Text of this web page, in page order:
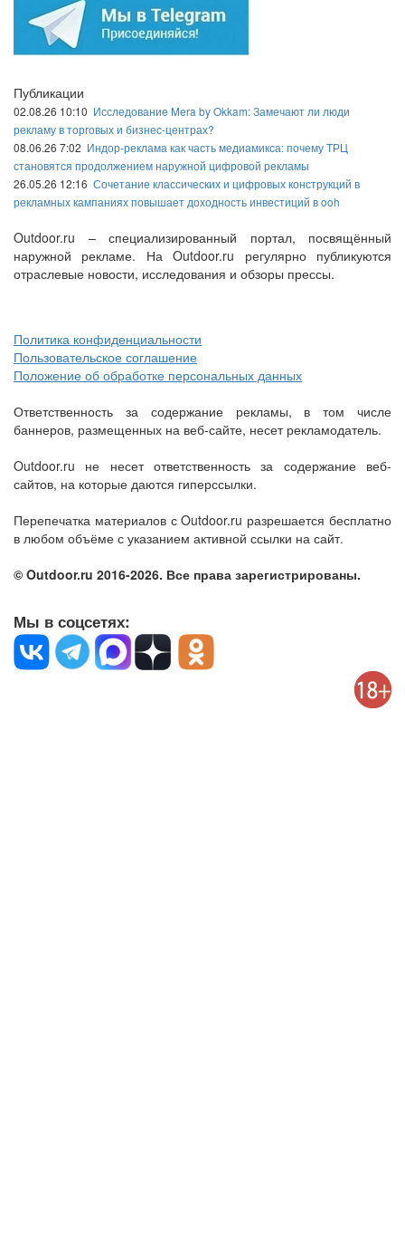
Публикации
02.08.26 10:10 Исследование Mera by Okkam: Замечают ли люди
рекламу в торговых и бизнес-центрах?
08.06.26 7:02 Индор-реклама как часть медиамикса: почему ТРЦ
становятся продолжением наружной цифровой рекламы
26.05.26 12:16 Сочетание классических и цифровых конструкций в
рекламных кампаниях повышает доходность инвестиций в ooh
Outdoor.ru – специализированный портал, посвящённый
наружной рекламе. На Outdoor.ru регулярно публикуются
отраслевые новости, исследования и обзоры прессы.
Политика конфиденциальности
Пользовательское соглашение
Положение об обработке персональных данных
Ответственность за содержание рекламы, в том числе
баннеров, размещенных на веб-сайте, несет рекламодатель.
Outdoor.ru не несет ответственность за содержание веб-
сайтов, на которые даются гиперссылки.
Перепечатка материалов с Outdoor.ru разрешается бесплатно
в любом объёме с указанием активной ссылки на сайт.
© Outdoor.ru 2016-2026. Все права зарегистрированы.
Мы в соцсетях: